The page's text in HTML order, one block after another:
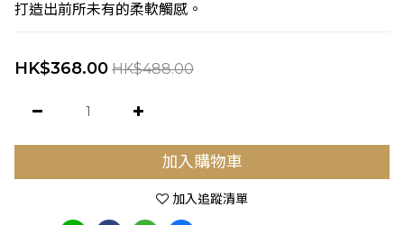
打造出前所未有的柔軟觸感。
HK$368.00 HK$488.00
加入購物車
加入追蹤清單